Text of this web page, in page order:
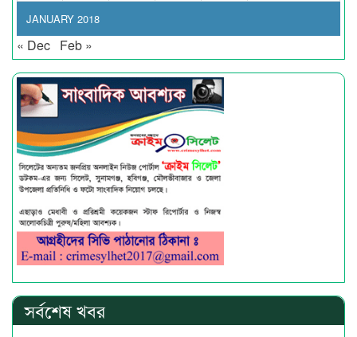
JANUARY 2018
« Dec Feb »
সর্বশেষ খবর